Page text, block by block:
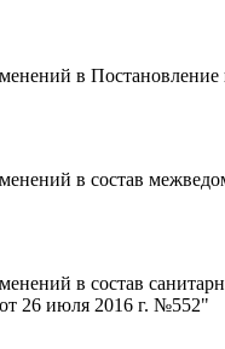
в
в состав
в состав
26 июля 2016 г. №552"